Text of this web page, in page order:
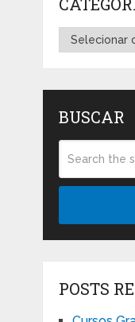
Categorias
BUSCAR
POSTS